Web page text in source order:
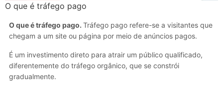
O que é tráfego pago
O que é tráfego pago. Tráfego pago refere-se a visitantes que
chegam a um site ou página por meio de anúncios pagos.
É um investimento direto para atrair um público qualificado,
diferentemente do tráfego orgânico, que se constrói
gradualmente.